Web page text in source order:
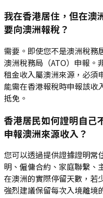
我在香港居住，但在澳
要向澳洲報稅？
需要。即使您不是澳洲稅務
澳洲稅務局（ATO）申報。
租金收入屬澳洲來源，必須
能需在香港報稅時申報該收
抵免。
香港居民如何證明自己
申報澳洲來源收入？
您可以透過提供證據證明常
明、僱傭合約、家庭聯繫、
在澳洲的實際停留天數，若
強烈建議保留每次入境離境